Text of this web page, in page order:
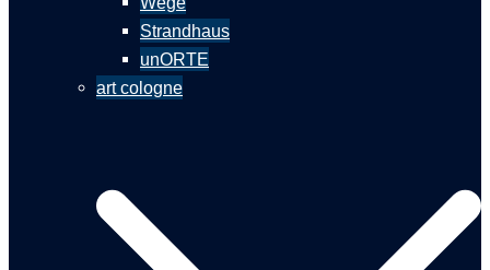
Strandhaus
unORTE
art cologne